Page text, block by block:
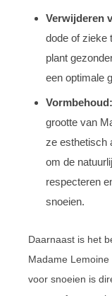
Verwijderen
dode of zieke
plant
een optimale
Vormbehoud:
grootte van
ze esthetisch
om de
respecteren
snoeien.
Daarnaast is het
Madame
voor snoeien is